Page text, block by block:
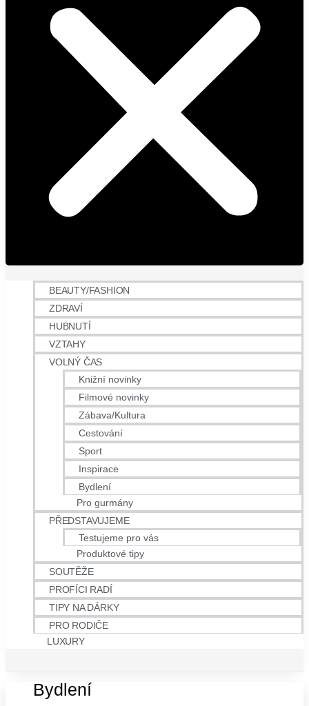
BEAUTY/FASHION
ZDRAVÍ
HUBNUTÍ
VZTAHY
VOLNÝ ČAS
Knižní novinky
Filmové novinky
Zábava/Kultura
Cestování
Sport
Inspirace
Bydlení
Pro gurmány
PŘEDSTAVUJEME
Testujeme pro vás
Produktové tipy
SOUTĚŽE
PROFÍCI RADÍ
TIPY NA DÁRKY
PRO RODIČE
LUXURY
Bydlení